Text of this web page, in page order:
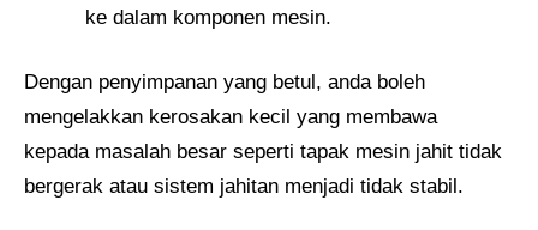
ke dalam komponen mesin.
Dengan penyimpanan yang betul, anda boleh
mengelakkan kerosakan kecil yang membawa
kepada masalah besar seperti tapak mesin jahit tidak
bergerak atau sistem jahitan menjadi tidak stabil.